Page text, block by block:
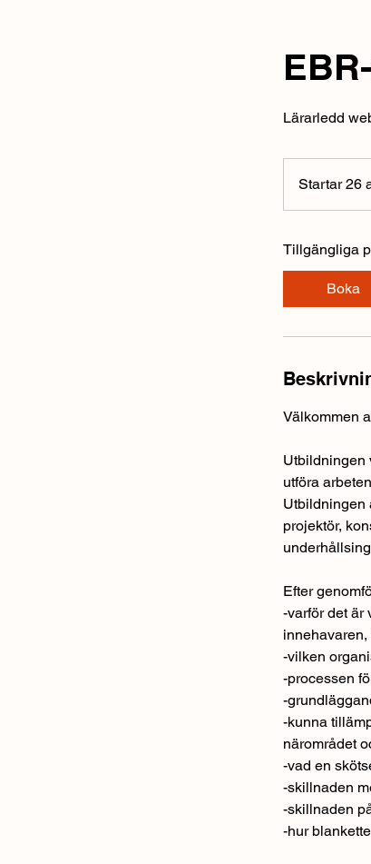
Lärarledd
Startar 26
Tillgängliga
Boka
Välkommen
Utbildningen
utföra
Utbildningen
projektör,
Efter
-varför det är
-vilken
-processen
-
-kunna
närområdet
-vad en
-skillnaden
-skillnaden
-hur